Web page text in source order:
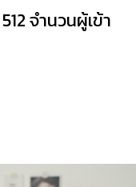
512 จำนวนผู้เข้า